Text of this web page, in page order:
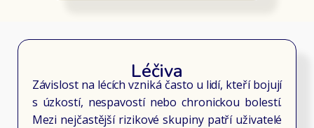
Léčiva
Závislost na lécích vzniká často u lidí, kteří bojují
s úzkostí, nespavostí nebo chronickou bolestí.
Mezi nejčastější rizikové skupiny patří uživatelé